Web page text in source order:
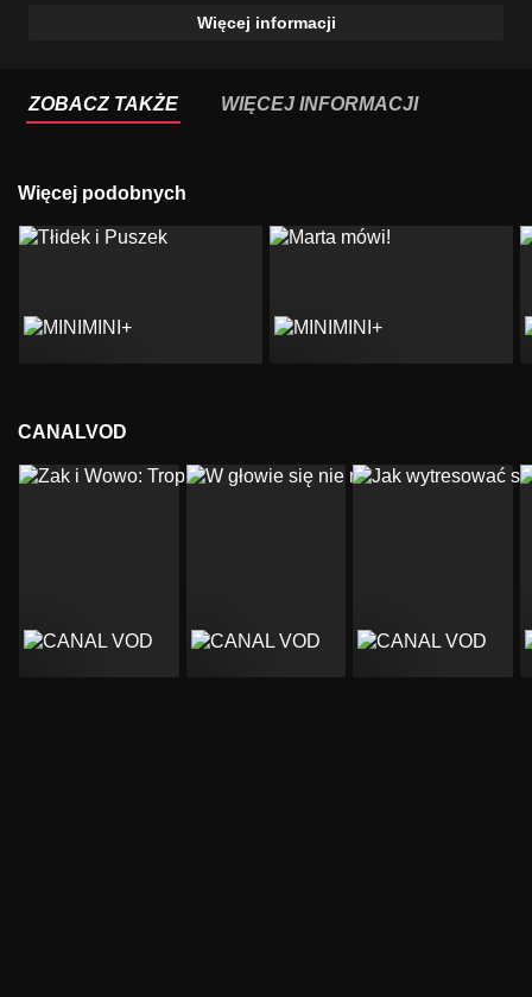
Więcej informacji
ZOBACZ TAKŻE WIĘCEJ INFORMACJI
Więcej podobnych
CANALVOD